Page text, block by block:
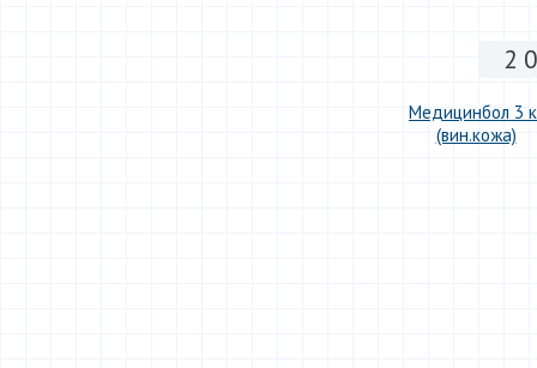
Медицинбол 3
(вин.кожа)
2